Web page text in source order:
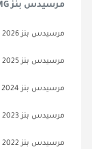
مرسيدس بنز G 63 AMG جديدة
مرسيدس بنز G 63 AMG 2026
مرسيدس بنز G 63 AMG 2025
مرسيدس بنز G 63 AMG 2024
مرسيدس بنز G 63 AMG 2023
مرسيدس بنز G 63 AMG 2022